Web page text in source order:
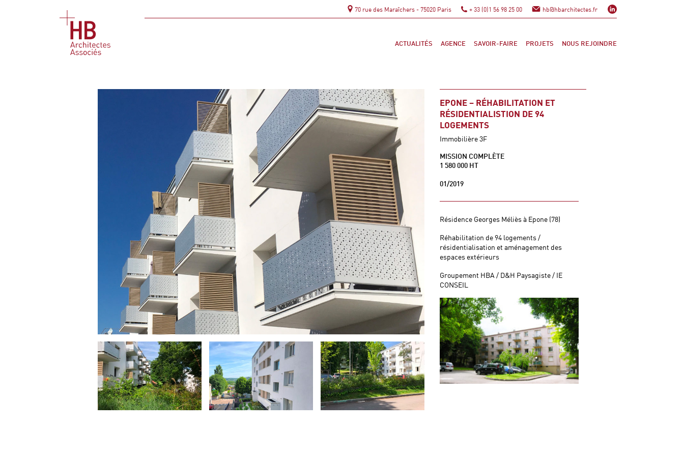
70 rue des Maraîchers - 75020 Paris + 33 (0)1 56 98 25 00 hb@hbarchitectes.fr linkedin
ACTUALITÉS AGENCE SAVOIR-FAIRE PROJETS NOUS REJOINDRE
EPONE – RÉHABILITATION ET
RÉSIDENTIALISTION DE 94
LOGEMENTS
Immobilière 3F
MISSION COMPLÈTE
1 580 000 HT
01/2019
Résidence Georges Méliès à Epone (78)
Réhabilitation de 94 logements /
résidentialisation et aménagement des
espaces extérieurs
Groupement HBA / D&H Paysagiste / IE
CONSEIL